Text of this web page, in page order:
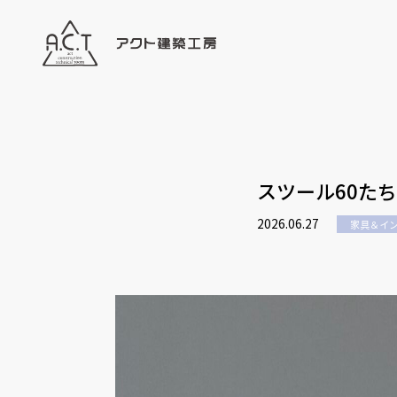
スツール60たち
2026.06.27 家具＆イ